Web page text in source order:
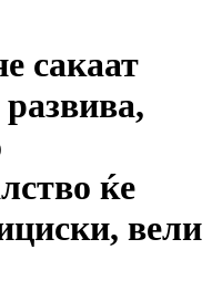
сакаат
ќе
вели